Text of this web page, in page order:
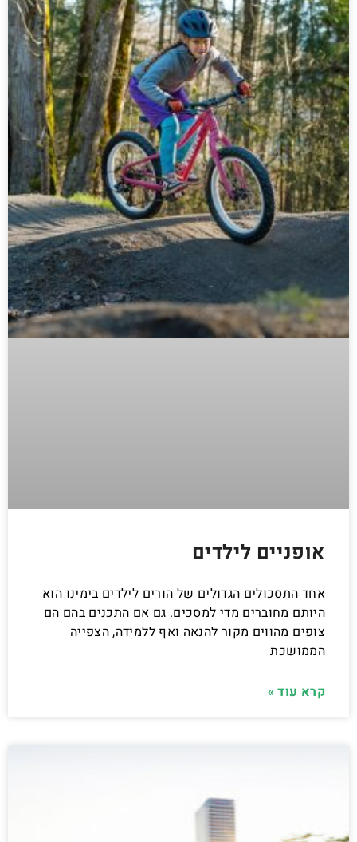
אופניים לילדים
אחד התסכולים הגדולים של הורים לילדים בימינו הוא
היותם מחוברים מדי למסכים. גם אם התכנים בהם הם
צופים מהווים מקור להנאה ואף ללמידה, הצפייה
הממושכת
קרא עוד »